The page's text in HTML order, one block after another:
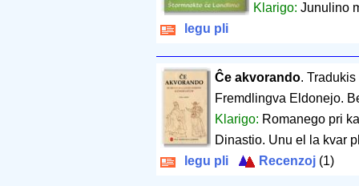
Klarigo:Junulino
legu pli
Ĉe akvorando.
Fremdlingva Eldonejo.
Klarigo: Romanego pri
Dinastio. Unu el la kvar
legu pli
Recenzoj (1)